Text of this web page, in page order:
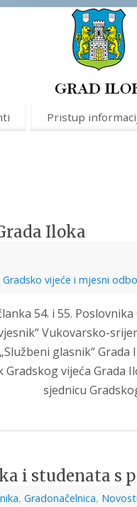
Pristup
Iloka
Gradsko vijeće i mjesni
54. i 55.
Vukovarsko-
glasnik“
Gradskog
Gradskog
i studenata s
, Gradonačelnica, Novosti